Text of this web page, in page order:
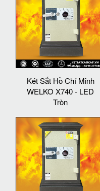
Két Sắt Hồ Chí Minh
WELKO X740 - LED
Tròn